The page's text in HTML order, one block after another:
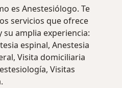
es Anestesiólogo. Te
servicios que ofrece
su amplia experiencia:
espinal, Anestesia
Visita domiciliaria
Visitas